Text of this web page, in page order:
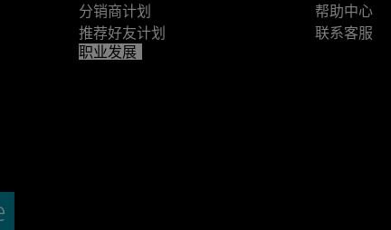
分销商计划
推荐好友计划
职业发展
帮助中心
联系客服